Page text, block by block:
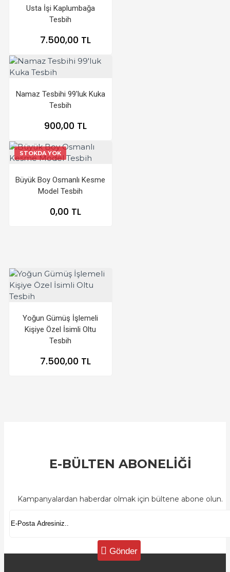
Usta İşi Kaplumbağa
Tesbih
7.500,00 TL
Namaz Tesbihi 99'luk Kuka
Tesbih
900,00 TL
STOKDA YOK
Büyük Boy Osmanlı Kesme
Model Tesbih
0,00 TL
Yoğun Gümüş İşlemeli
Kişiye Özel İsimli Oltu
Tesbih
7.500,00 TL
E-BÜLTEN ABONELİĞİ
Kampanyalardan haberdar olmak için bültene abone olun.
Gönder